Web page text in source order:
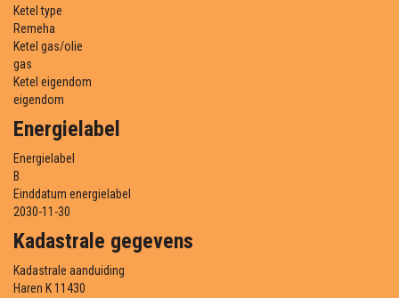
Ketel type
Remeha
Ketel gas/olie
gas
Ketel eigendom
eigendom
Energielabel
Energielabel
B
Einddatum energielabel
2030-11-30
Kadastrale gegevens
Kadastrale aanduiding
Haren K 11430